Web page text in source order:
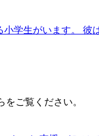
学生がいます。
ご覧ください。